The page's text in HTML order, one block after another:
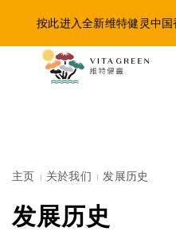
按此进入全新维特健灵中
主页 关於我们 发展历史
发展历史